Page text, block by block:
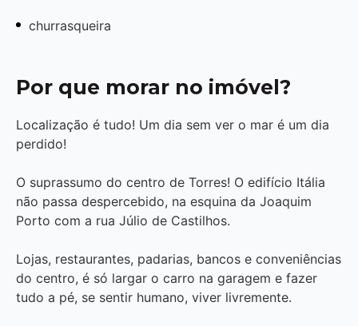
churrasqueira
Por que morar no imóvel?
Localização é tudo! Um dia sem ver o mar é um dia
perdido!
O suprassumo do centro de Torres! O edifício Itália
não passa despercebido, na esquina da Joaquim
Porto com a rua Júlio de Castilhos.
Lojas, restaurantes, padarias, bancos e conveniências
do centro, é só largar o carro na garagem e fazer
tudo a pé, se sentir humano, viver livremente.